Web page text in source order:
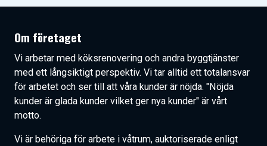
Om företaget
Vi arbetar med köksrenovering och andra byggtjänster
med ett långsiktigt perspektiv. Vi tar alltid ett totalansvar
för arbetet och ser till att våra kunder är nöjda. "Nöjda
kunder är glada kunder vilket ger nya kunder" är vårt
motto.
Vi är behöriga för arbete i våtrum, auktoriserade enligt